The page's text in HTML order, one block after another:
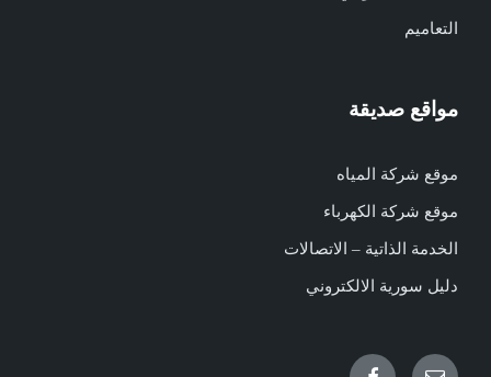
التعاميم
مواقع صديقة
موقع شركة المياه
موقع شركة الكهرباء
الخدمة الذاتية – الاتصالات
دليل سورية الالكتروني